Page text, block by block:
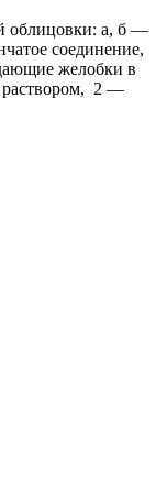
облицовки: а, б —
соединение,
желобки в
раствором, 2 —